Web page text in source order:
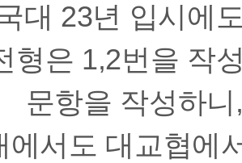
대 23년 입시에
형은 1,2번을 작
문항을 작성하
에서도 대교협에